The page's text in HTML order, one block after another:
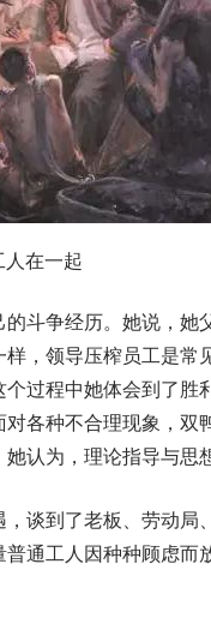
人在一起
斗争经历。她说，她
，领导压榨员工是常
过程中她体会到了胜
各种不合理现象，双
认为，理论指导与思
谈到了老板、劳动局
通工人因种种顾虑而